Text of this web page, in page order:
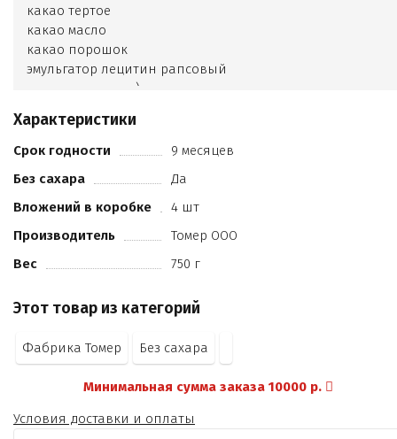
какао тертое
какао масло
какао порошок
эмульгатор лецитин рапсовый
экстракт ванили)
(подсластитель мальтитол
масло ши (негидрогенизированный
какао масло
сыворотка молочная сухая
молоко сухое цельное
краситель кармин
эмульгатор лецитин рапсовый
ароматизаторы
лимонная кислота)
Характеристики
Срок годности
9 месяцев
Без сахара
Да
Вложений в коробке
4 шт
Производитель
Томер ООО
Вес
750 г
Этот товар из категорий
Фабрика Томер Без сахара
Минимальная сумма заказа 10000 р.
Условия доставки и оплаты